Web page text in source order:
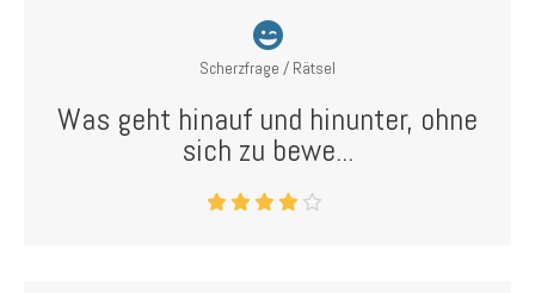
Scherzfrage / Rätsel
Was geht hinauf und hinunter, ohne
sich zu bewe...